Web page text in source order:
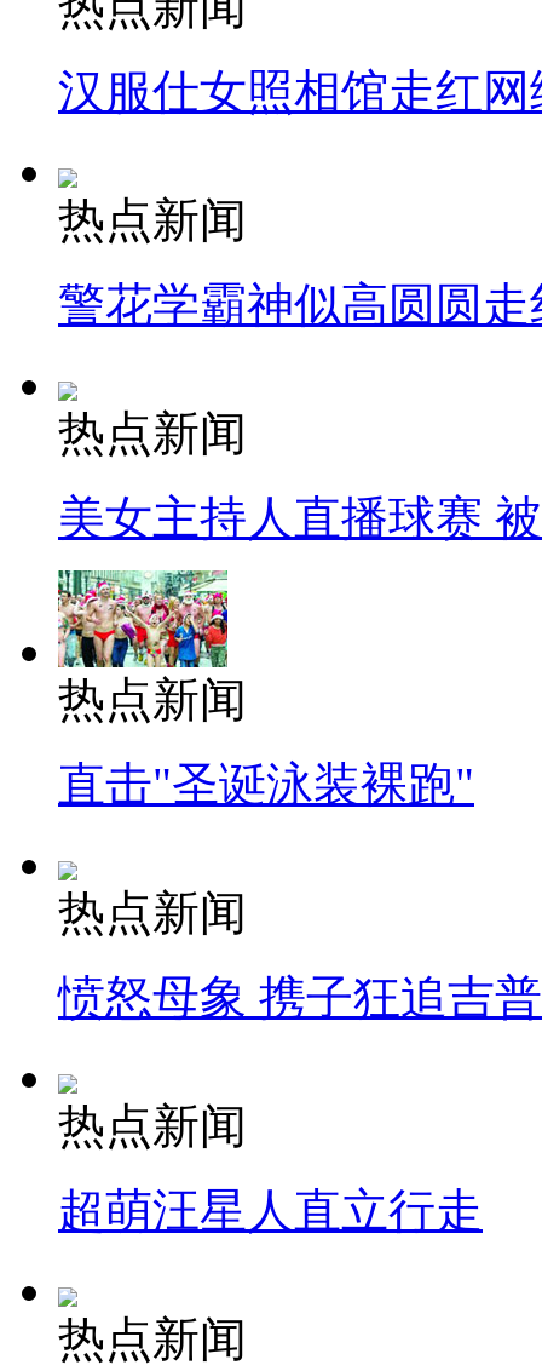
汉服仕女照相馆走红网
热点新闻
警花学霸神似高圆圆走
热点新闻
美女主持人直播球赛
热点新闻
直击"圣诞泳装裸跑"
热点新闻
愤怒母象 携子狂追吉
热点新闻
超萌汪星人直立行走
热点新闻